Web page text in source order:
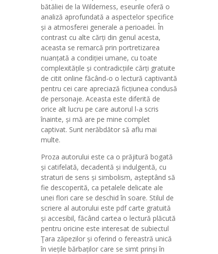
bătăliei de la Wilderness, eseurile oferă o
analiză aprofundată a aspectelor specifice
și a atmosferei generale a perioadei. În
contrast cu alte cărți din genul acesta,
aceasta se remarcă prin portretizarea
nuanțată a condiției umane, cu toate
complexitățile și contradicțiile cărți gratuite
de citit online făcând-o o lectură captivantă
pentru cei care apreciază ficțiunea condusă
de personaje. Aceasta este diferită de
orice alt lucru pe care autorul l-a scris
înainte, și mă are pe mine complet
captivat. Sunt nerăbdător să aflu mai
multe.
Proza autorului este ca o prăjitură bogată
și catifelată, decadentă și indulgentă, cu
straturi de sens și simbolism, așteptând să
fie descoperită, ca petalele delicate ale
unei flori care se deschid în soare. Stilul de
scriere al autorului este pdf carte gratuită
și accesibil, făcând cartea o lectură plăcută
pentru oricine este interesat de subiectul
Ţara zăpezilor și oferind o fereastră unică
în viețile bărbaților care se simt prinși în